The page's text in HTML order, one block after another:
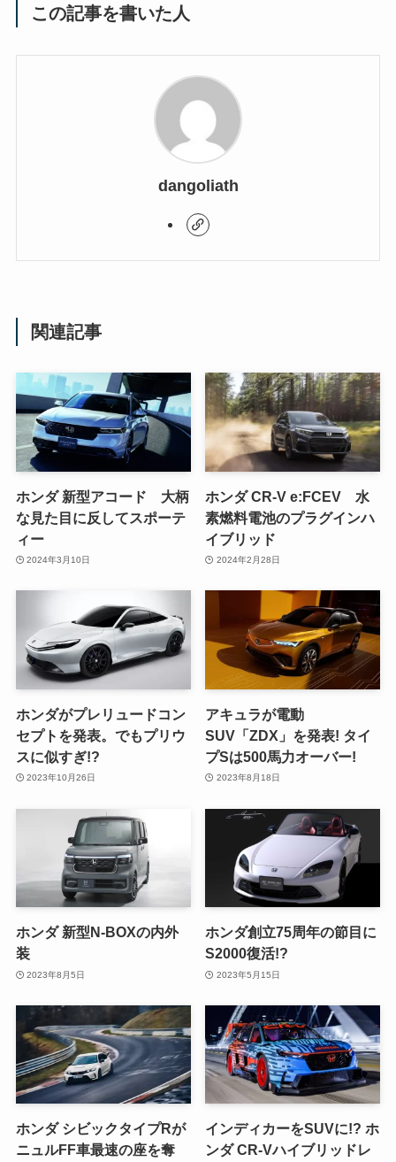
この記事を書いた人
dangoliath
関連記事
ホンダ 新型アコード 大柄
な見た目に反してスポーテ
ィー
2024年3月10日
ホンダ CR-V e:FCEV 水
素燃料電池のプラグインハ
イブリッド
2024年2月28日
ホンダがプレリュードコン
セプトを発表。でもプリウ
スに似すぎ!?
2023年10月26日
アキュラが電動
SUV「ZDX」を発表! タイ
プSは500馬力オーバー!
2023年8月18日
ホンダ 新型N-BOXの内外
装
2023年8月5日
ホンダ創立75周年の節目に
S2000復活!?
2023年5月15日
ホンダ シビックタイプRが
ニュルFF車最速の座を奪
インディカーをSUVに!? ホ
ンダ CR-Vハイブリッドレ